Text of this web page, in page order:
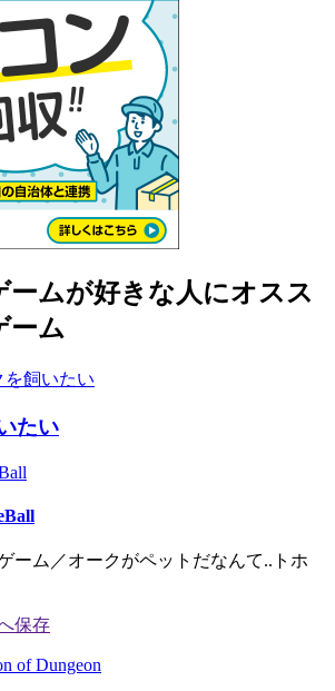
ームが好きな人にオスス
ーム
たい
ーム／オークがペットだなんて..トホ